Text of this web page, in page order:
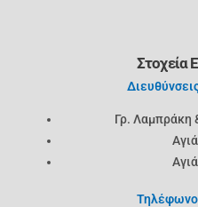
Στοχεία
Γρ. Λαμπράκη
Τηλέφωνο